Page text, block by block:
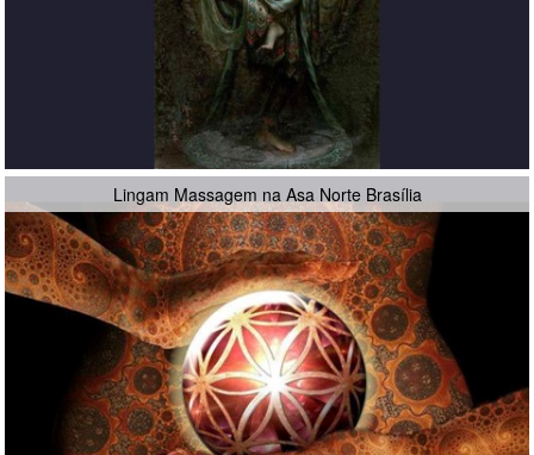
Lingam Massagem na Asa Norte Brasília